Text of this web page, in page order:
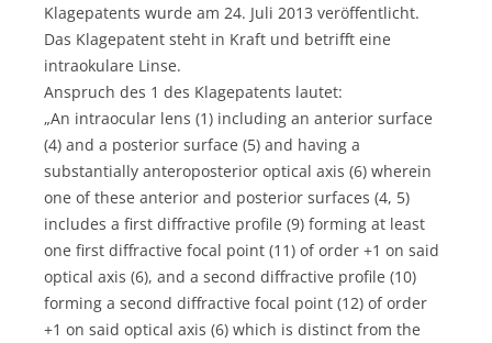
Klagepatents wurde am 24. Juli 2013 veröffentlicht.
Das Klagepatent steht in Kraft und betrifft eine
intraokulare Linse.
Anspruch des 1 des Klagepatents lautet:
„An intraocular lens (1) including an anterior surface
(4) and a posterior surface (5) and having a
substantially anteroposterior optical axis (6) wherein
one of these anterior and posterior surfaces (4, 5)
includes a first diffractive profile (9) forming at least
one first diffractive focal point (11) of order +1 on said
optical axis (6), and a second diffractive profile (10)
forming a second diffractive focal point (12) of order
+1 on said optical axis (6) which is distinct from the